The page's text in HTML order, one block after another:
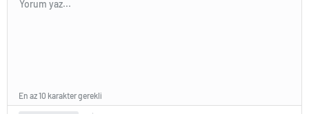
En az 10 karakter gerekli